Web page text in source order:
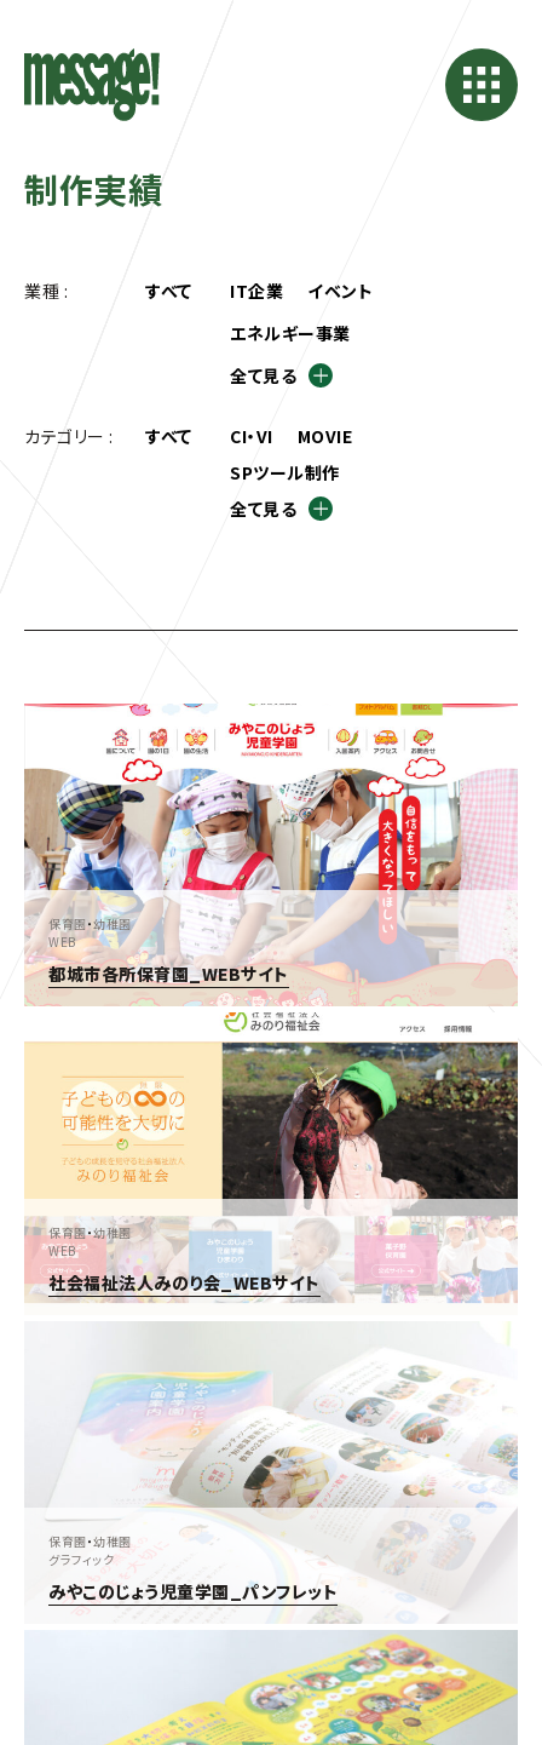
制作実績
業種 : すべて IT企業
イベント
エネルギー事業
全て見る
カテゴリー : すべて CI・VI
MOVIE
SPツール制作
全て見る
保育園・幼稚園
WEB
都城市各所保育園_WEBサイト
保育園・幼稚園
WEB
社会福祉法人みのり会_WEBサイト
保育園・幼稚園
グラフィック
みやこのじょう児童学園_パンフレット